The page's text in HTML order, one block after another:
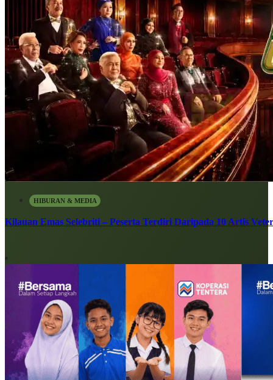
HIBURAN & MEDIA
Kilauan Emas Selebriti – Peserta Terdiri Daripada 10 Artis